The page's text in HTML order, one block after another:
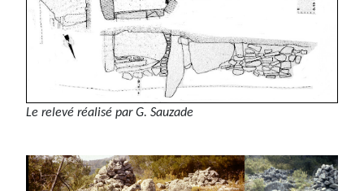
Le relevé réalisé par G. Sauzade